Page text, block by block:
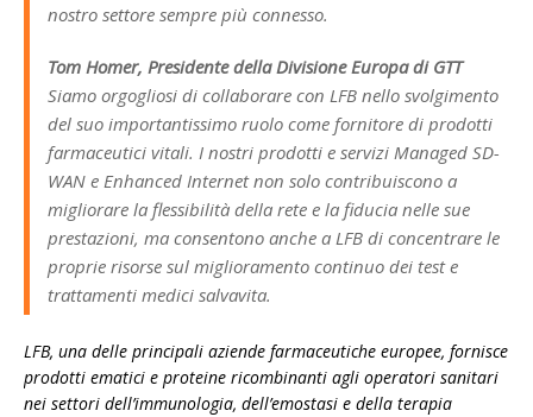
nostro settore sempre più connesso.
Tom Homer, Presidente della Divisione Europa di GTT
Siamo orgogliosi di collaborare con LFB nello svolgimento
del suo importantissimo ruolo come fornitore di prodotti
farmaceutici vitali. I nostri prodotti e servizi Managed SD-
WAN e Enhanced Internet non solo contribuiscono a
migliorare la flessibilità della rete e la fiducia nelle sue
prestazioni, ma consentono anche a LFB di concentrare le
proprie risorse sul miglioramento continuo dei test e
trattamenti medici salvavita.
LFB, una delle principali aziende farmaceutiche europee, fornisce
prodotti ematici e proteine ricombinanti agli operatori sanitari
nei settori dell’immunologia, dell’emostasi e della terapia